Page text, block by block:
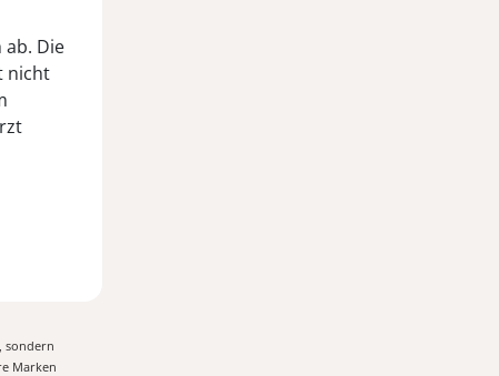
ab. Die
nicht
sondern
Marken